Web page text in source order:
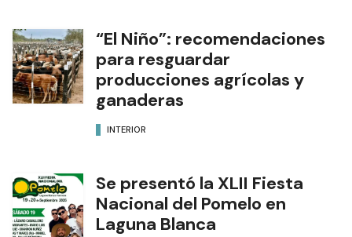
“El Niño”: recomendaciones
para resguardar
producciones agrícolas y
ganaderas
INTERIOR
Se presentó la XLII Fiesta
Nacional del Pomelo en
Laguna Blanca